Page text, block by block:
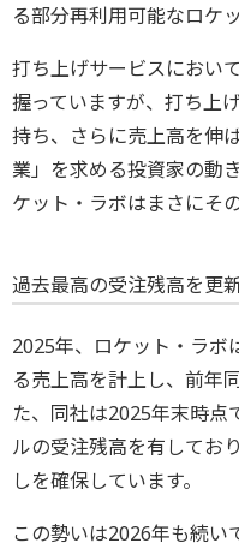
る部分再利用可能なロケ
打ち上げサービスにおい
握っていますが、打ち上
持ち、さらに売上高を伸
業」を求める投資家の動
ケット・ラボはまさにそ
過去最高の受注残高を更
2025年、ロケット・ラボ
る売上高を計上し、前年
た、同社は2025年末時点
ルの受注残高を有してお
しを確保しています。
この勢いは2026年も続い